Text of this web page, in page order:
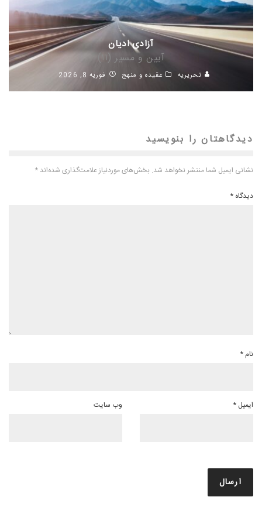
آزادی ادیان
آیین و مسیر (۱۱)
تحریریه عقیده و منهج فوریه 8, 2026
دیدگاهتان را بنویسید
نشانی ایمیل شما منتشر نخواهد شد. بخش‌های موردنیاز علامت‌گذاری شده‌اند *
دیدگاه *
نام *
ایمیل * وب‌ سایت